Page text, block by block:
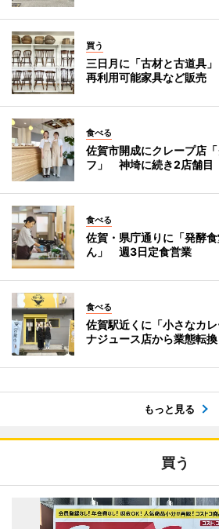
買う
三日月に「古材と古道具
再利用可能家具など販売
食べる
佐賀市開成にクレープ店
フ」 神埼に続き2店舗目
食べる
佐賀・県庁通りに「発酵
ん」 週3日定食営業
食べる
佐賀駅近くに「小さなカ
ナジュース店から業態転換
もっと見る
買う